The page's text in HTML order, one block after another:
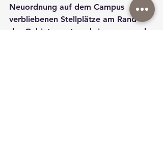
Neuordnung auf dem Campus
verbliebenen Stellplätze am Rand
des Gebietes unterzubringen, gerade